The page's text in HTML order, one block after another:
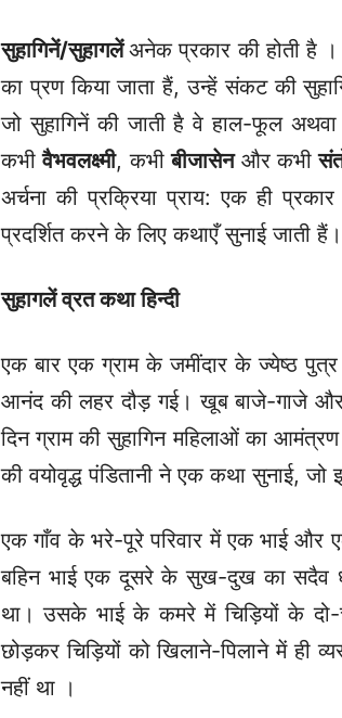
सुहागिनें/सुहागलेंअनेक प्रकार की होती है
का प्रण किया जाता हैं, उन्हें संकट की
जो सुहागिनें की जाती है वे हाल-फूल
कभीवैभवलक्ष्मी, कभीबीजासेनऔर कभी
अर्चना की प्रक्रिया प्राय: एक ही
प्रदर्शित करने के लिए कथाएँ सुनाई जाती
सुहागलें व्रत कथा हिन्दी
एक बार एक ग्राम के जमींदार के ज्येष्ठ
आनंद की लहर दौड़ गई। खूब बाजे-गाजे
दिन ग्राम की सुहागिन महिलाओं का आमंत्रण
की वयोवृद्ध पंडितानी ने एक कथा सुनाई, जो
एक गाँव के भरे-पूरे परिवार में एक भाई और
बहिन भाई एक दूसरे के सुख-दुख का सदैव
था। उसके भाई के कमरे में चिड़ियों के
छोड़कर चिड़ियों को खिलाने-पिलाने में ही
नहीं था ।